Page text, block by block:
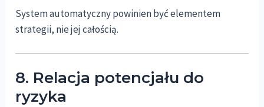
System automatyczny powinien być elementem
strategii, nie jej całością.
8. Relacja potencjału do
ryzyka